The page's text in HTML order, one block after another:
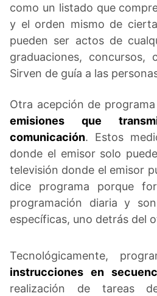
como un listado que
y el orden mismo de
pueden ser actos de
graduaciones, concursos,
Sirven de guía a las
Otra acepción de
emisiones que
comunicación. Estos
donde el emisor solo
televisión donde el emisor
dice programa porque
programación diaria y
específicas, uno detrás del
Tecnológicamente,
instrucciones en
realización de tareas